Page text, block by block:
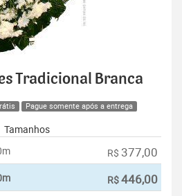
Tradicional Branca
Pague somente após a entrega
Tamanhos
R$ 377,00
R$446,00